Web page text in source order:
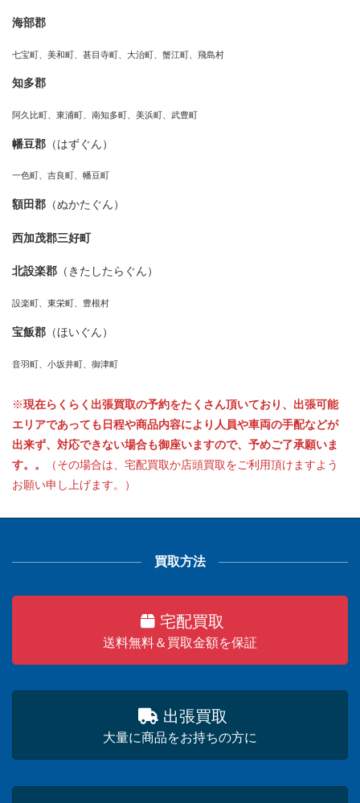
海部郡
七宝町、美和町、甚目寺町、大治町、蟹江町、飛島村
知多郡
阿久比町、東浦町、南知多町、美浜町、武豊町
幡豆郡 （はずぐん）
一色町、吉良町、幡豆町
額田郡 （ぬかたぐん）
西加茂郡三好町
北設楽郡 （きたしたらぐん）
設楽町、東栄町、豊根村
宝飯郡 （ほいぐん）
音羽町、小坂井町、御津町
※現在らくらく出張買取の予約をたくさん頂いており、出張可能
エリアであっても日程や商品内容により人員や車両の手配などが
出来ず、対応できない場合も御座いますので、予めご了承願いま
す。。
（その場合は、宅配買取か店頭買取をご利用頂けますよう
お願い申し上げます。）
買取方法
宅配買取
送料無料＆買取金額を保証
出張買取
大量に商品をお持ちの方に